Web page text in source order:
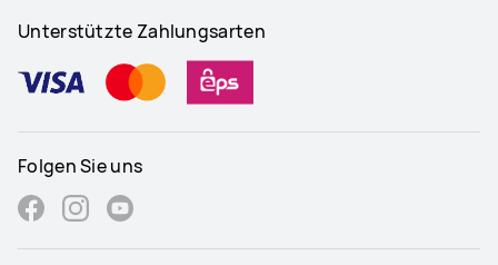
Unterstützte Zahlungsarten
Folgen Sie uns